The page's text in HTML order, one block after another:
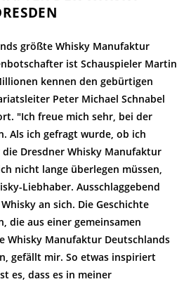
größte Whisky Manufaktur
ist Schauspieler Martin
kennen den gebürtigen
Peter Michael Schnabel
"Ich freue mich sehr, bei der
Als ich gefragt wurde, ob ich
Dresdner Whisky Manufaktur
nicht lange überlegen müssen,
Liebhaber. Ausschlaggebend
an sich. Die Geschichte
die aus einer gemeinsamen
Whisky Manufaktur Deutschlands
gefällt mir. So etwas inspiriert
es, dass es in meiner